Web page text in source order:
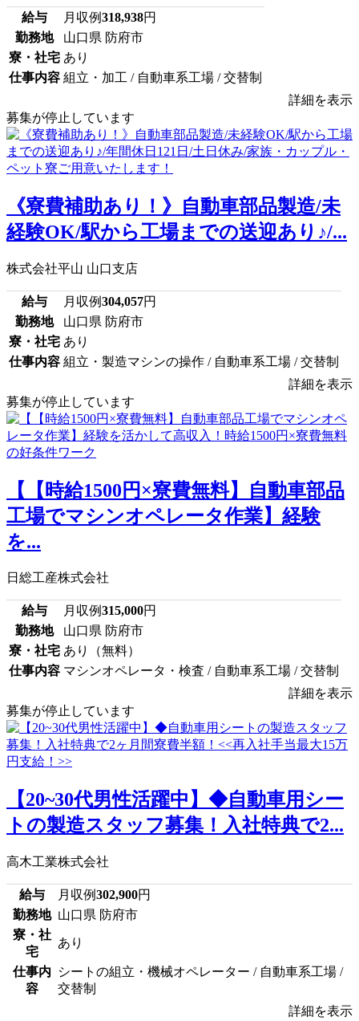
給与 月収例318,938円
勤務地
山口県 防府市
寮・社宅 あり
仕事内容 組立・加工 / 自動車系工場 / 交替制
詳細を表示
募集が停止しています
《寮費補助あり！》自動車部品製造/未
経験OK/駅から工場までの送迎あり♪/...
株式会社平山 山口支店
給与 月収例304,057円
勤務地
山口県 防府市
寮・社宅 あり
仕事内容 組立・製造マシンの操作 / 自動車系工場 / 交替制
詳細を表示
募集が停止しています
【【時給1500円×寮費無料】自動車部品
工場でマシンオペレータ作業】経験
を...
日総工産株式会社
給与 月収例315,000円
勤務地
山口県 防府市
寮・社宅 あり（無料）
仕事内容 マシンオペレータ・検査 / 自動車系工場 / 交替制
詳細を表示
募集が停止しています
【20~30代男性活躍中】◆自動車用シー
トの製造スタッフ募集！入社特典で2...
高木工業株式会社
給与 月収例302,900円
勤務地 山口県 防府市
寮・社
宅
あり
仕事内
容
シートの組立・機械オペレーター / 自動車系工場 /
交替制
詳細を表示